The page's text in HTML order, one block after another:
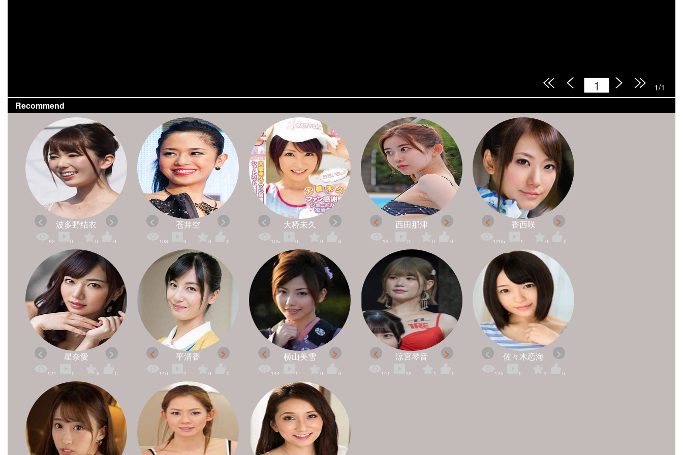
1/1
Recommend
波多野结衣
92 0 0 0
苍井空
108 0 0 0
大桥未久
105 0 0 0
西田那津
137 2 0 0
香西咲
1205 1 0 0
星奈愛
124 0 0 0
平清香
146 2 0 0
横山美雪
144 1 0 0
涼宮琴音
141 12 1 0
佐々木恋海
125 0 1 0